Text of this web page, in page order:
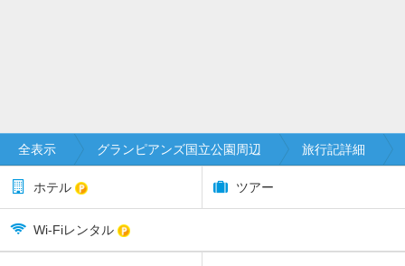
全表示 グランピアンズ国立公園周辺 旅行記詳細
ホテル ツアー
Wi-Fiレンタル